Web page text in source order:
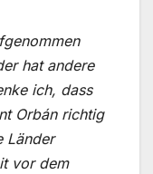
hat andere
ich, dass
Orbán richtig
Länder
vor dem